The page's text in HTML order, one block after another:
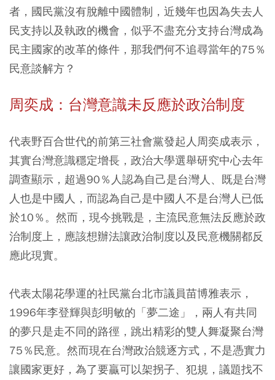
者，國民黨沒有脫離中國體制，近幾年也因為失去人
民支持以及執政的機會，似乎不盡充分支持台灣成為
民主國家的改革的條件，那我們何不追尋當年的75％
民意談解方？
周奕成：台灣意識未反應於政治制度
代表野百合世代的前第三社會黨發起人周奕成表示，
其實台灣意識穩定增長，政治大學選舉研究中心去年
調查顯示，超過90％人認為自己是台灣人、既是台灣
人也是中國人，而認為自己是中國人不是台灣人已低
於10％。然而，現今挑戰是，主流民意無法反應於政
治制度上，應該想辦法讓政治制度以及民意機關都反
應此現實。
代表太陽花學運的社民黨台北市議員苗博雅表示，
1996年李登輝與彭明敏的「夢二途」，兩人有共同
的夢只是走不同的路徑，跳出精彩的雙人舞凝聚台灣
75％民意。然而現在台灣政治競逐方式，不是憑實力
讓國家更好，為了要贏可以架拐子、犯規，議題找不